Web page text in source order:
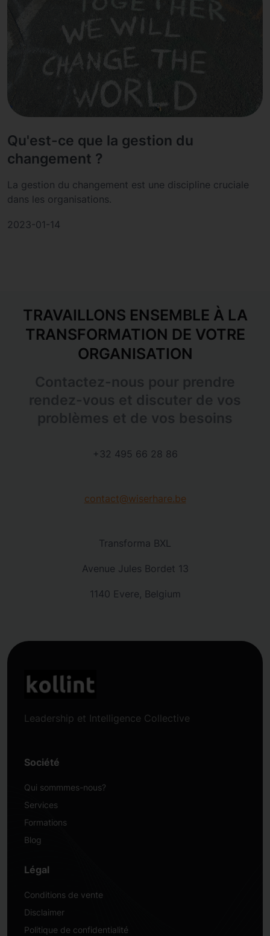
Qu'est-ce que la gestion du
changement ?
La gestion du changement est une discipline cruciale
dans les organisations.
2023-01-14
TRAVAILLONS ENSEMBLE À LA
TRANSFORMATION DE VOTRE
ORGANISATION
+32 495 66 28 86
contact@wiserhare.be
Transforma BXL
Avenue Jules Bordet 13
1140 Evere, Belgium
Leadership et Intelligence Collective
Société
Qui sommmes-nous?
Services
Formations
Blog
Légal
Conditions de vente
Disclaimer
Politique de confidentialité